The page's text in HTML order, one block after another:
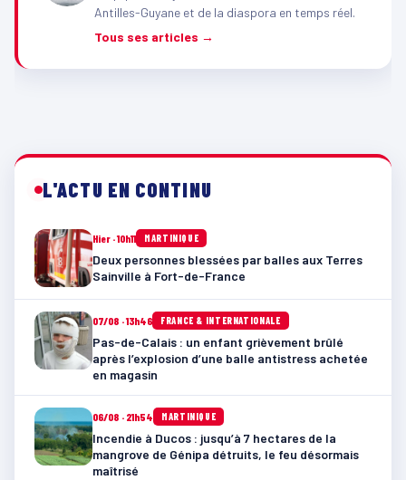
Antilles-Guyane et de la diaspora en temps réel.
Tous ses articles →
L'ACTU EN CONTINU
Hier · 10h11 MARTINIQUE
Deux personnes blessées par balles aux Terres
Sainville à Fort-de-France
07/08 · 13h46 FRANCE & INTERNATIONALE
Pas-de-Calais : un enfant grièvement brûlé
après l’explosion d’une balle antistress achetée
en magasin
06/08 · 21h54 MARTINIQUE
Incendie à Ducos : jusqu’à 7 hectares de la
mangrove de Génipa détruits, le feu désormais
maîtrisé